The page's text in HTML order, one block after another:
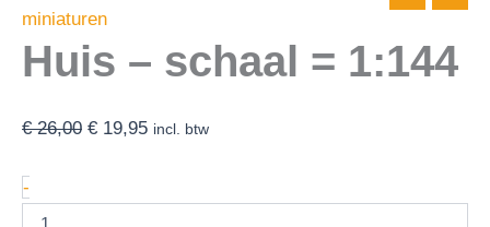
miniaturen
Huis – schaal = 1:144
€26,00 € 19,95 incl. btw
-